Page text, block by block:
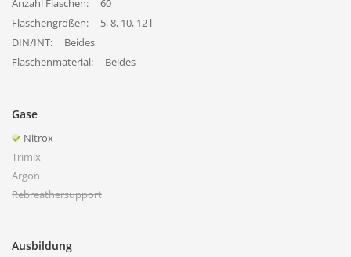
Anzahl Flaschen:
60
Flaschengrößen:
5, 8, 10, 12 l
DIN/INT:
Beides
Flaschenmaterial:
Beides
Gase
Nitrox
Trimix
Argon
Rebreathersupport
Ausbildung